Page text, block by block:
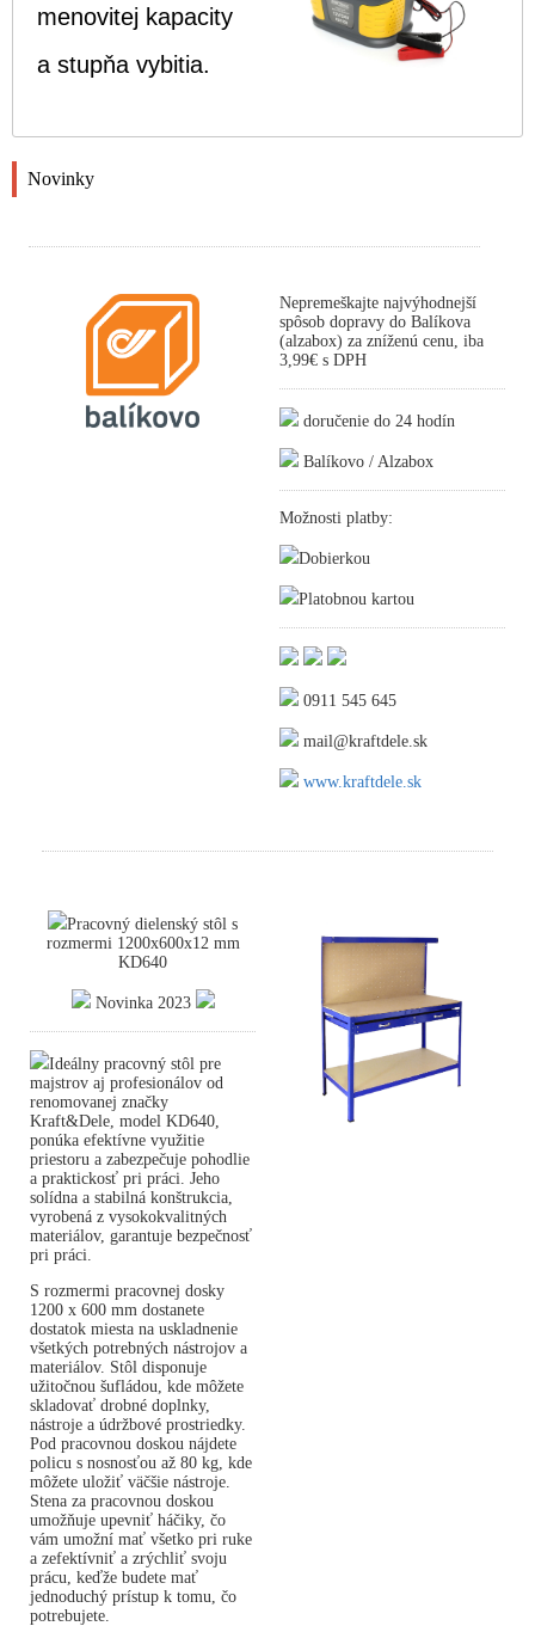
menovitej kapacity
a stupňa vybitia.
Novinky
Nepremeškajte najvýhodnejší
spôsob dopravy do Balíkova
(alzabox) za zníženú cenu, iba
3,99€ s DPH
doručenie do 24 hodín
Balíkovo / Alzabox
Možnosti platby:
Dobierkou
Platobnou kartou
0911 545 645
mail@kraftdele.sk
www.kraftdele.sk
Pracovný dielenský stôl s
rozmermi 1200x600x12 mm
KD640
Novinka 2023
Ideálny pracovný stôl pre
majstrov aj profesionálov od
renomovanej značky
Kraft&Dele, model KD640,
ponúka efektívne využitie
priestoru a zabezpečuje pohodlie
a praktickosť pri práci. Jeho
solídna a stabilná konštrukcia,
vyrobená z vysokokvalitných
materiálov, garantuje bezpečnosť
pri práci.
S rozmermi pracovnej dosky
1200 x 600 mm dostanete
dostatok miesta na uskladnenie
všetkých potrebných nástrojov a
materiálov. Stôl disponuje
užitočnou šufládou, kde môžete
skladovať drobné doplnky,
nástroje a údržbové prostriedky.
Pod pracovnou doskou nájdete
policu s nosnosťou až 80 kg, kde
môžete uložiť väčšie nástroje.
Stena za pracovnou doskou
umožňuje upevniť háčiky, čo
vám umožní mať všetko pri ruke
a zefektívniť a zrýchliť svoju
prácu, keďže budete mať
jednoduchý prístup k tomu, čo
potrebujete.